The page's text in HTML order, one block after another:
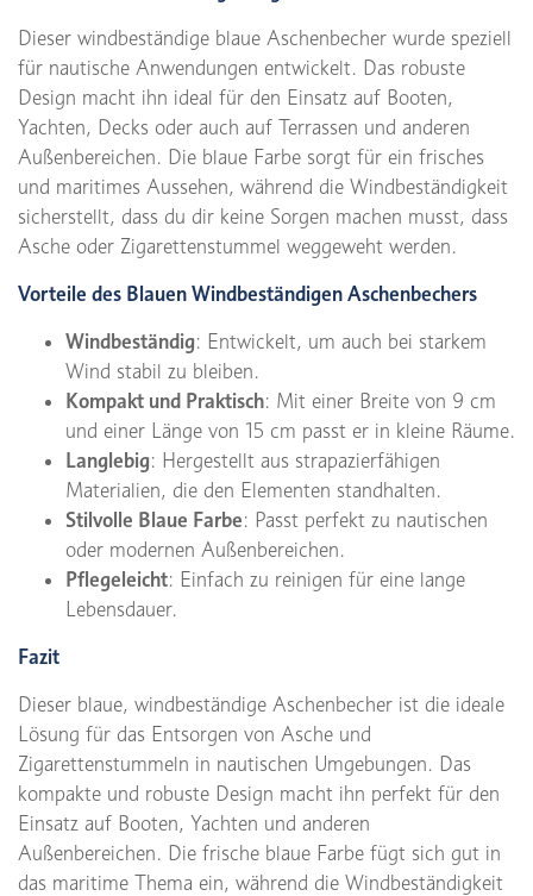
Dieser windbeständige blaue Aschenbecher wurde speziell
für nautische Anwendungen entwickelt. Das robuste
Design macht ihn ideal für den Einsatz auf Booten,
Yachten, Decks oder auch auf Terrassen und anderen
Außenbereichen. Die blaue Farbe sorgt für ein frisches
und maritimes Aussehen, während die Windbeständigkeit
sicherstellt, dass du dir keine Sorgen machen musst, dass
Asche oder Zigarettenstummel weggeweht werden.
Vorteile des Blauen Windbeständigen Aschenbechers
Windbeständig: Entwickelt, um auch bei starkem
Wind stabil zu bleiben.
Kompakt und Praktisch: Mit einer Breite von 9 cm
und einer Länge von 15 cm passt er in kleine Räume.
Langlebig: Hergestellt aus strapazierfähigen
Materialien, die den Elementen standhalten.
Stilvolle Blaue Farbe: Passt perfekt zu nautischen
oder modernen Außenbereichen.
Pflegeleicht: Einfach zu reinigen für eine lange
Lebensdauer.
Fazit
Dieser blaue, windbeständige Aschenbecher ist die ideale
Lösung für das Entsorgen von Asche und
Zigarettenstummeln in nautischen Umgebungen. Das
kompakte und robuste Design macht ihn perfekt für den
Einsatz auf Booten, Yachten und anderen
Außenbereichen. Die frische blaue Farbe fügt sich gut in
das maritime Thema ein, während die Windbeständigkeit